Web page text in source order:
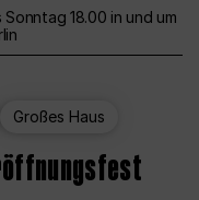
Sonntag 18.00 in und um
Großes Haus